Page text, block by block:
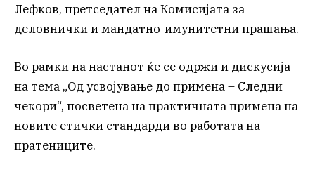
Лефков, претседател на Комисијата за
деловнички и мандатно-имунитетни прашања.
Во рамки на настанот ќе се одржи и дискусија
на тема „Од усвојување до примена – Следни
чекори“, посветена на практичната примена на
новите етички стандарди во работата на
пратениците.